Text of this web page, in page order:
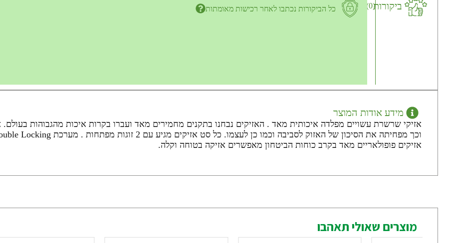
ביקורות(0) כל הביקורות נכתבו לאחר רכישות מאומתות
מידע אודות המוצר
אזיקי שרשרת עשויים מפלדה איכותית מאד . האזיקים נבחנו בתקנים מחמירים מאד ועברו בקרות איכות מהגבוהות
אזיקים פופולאריים מאד בקרב כוחות הביטחון מאפשרים אזיקה בטוחה וקלה.
מוצרים שאולי תאהבו